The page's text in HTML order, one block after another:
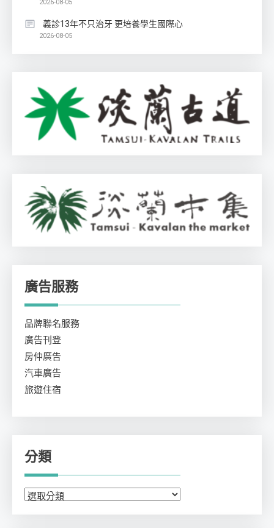
2026-08-05
義診13年不只治牙 更培養學生國際心
2026-08-05
廣告服務
品牌聯名服務
廣告刊登
房仲廣告
汽車廣告
旅遊住宿
分類
分